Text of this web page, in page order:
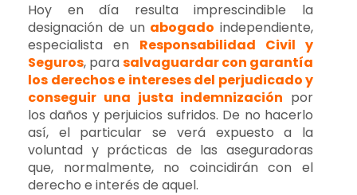
Hoy en día resulta imprescindible la
designación de un abogado independiente,
especialista en Responsabilidad Civil y
Seguros, parasalvaguardar con garantía
los derechos e intereses del perjudicado y
conseguir una justa indemnización por
los daños y perjuicios sufridos. De no hacerlo
así, el particular se verá expuesto a la
voluntad y prácticas de las aseguradoras
que, normalmente, no coincidirán con el
derecho e interés de aquel.